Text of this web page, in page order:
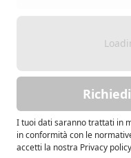
I tuoi dati saranno trattati in
in conformità con le
accetti la nostra Privacy